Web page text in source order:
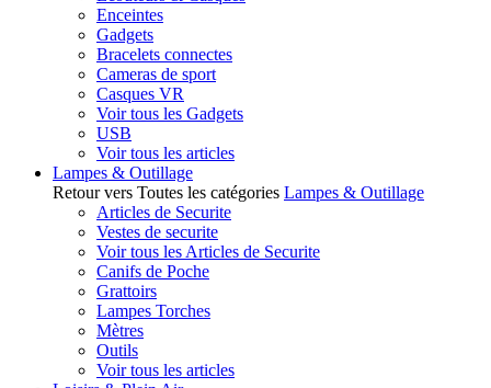
Enceintes
Gadgets
Bracelets connectes
Cameras de sport
Casques VR
Voir tous les Gadgets
USB
Voir tous les articles
Lampes & Outillage
Retour vers Toutes les catégories Lampes & Outillage
Articles de Securite
Vestes de securite
Voir tous les Articles de Securite
Canifs de Poche
Grattoirs
Lampes Torches
Mètres
Outils
Voir tous les articles